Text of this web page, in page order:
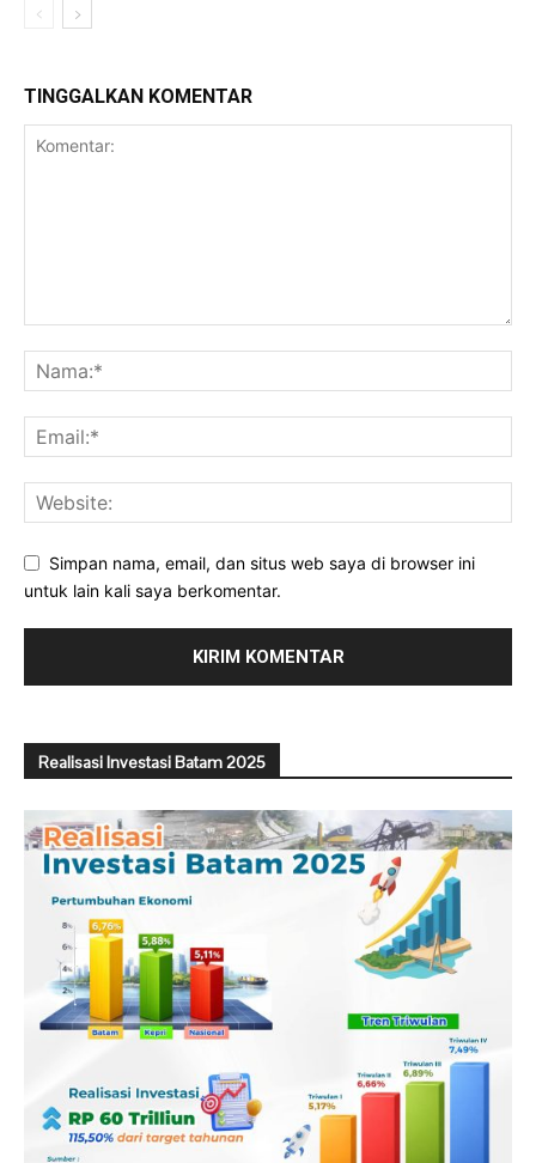
TINGGALKAN KOMENTAR
Simpan nama, email, dan situs web saya di browser ini
untuk lain kali saya berkomentar.
Realisasi Investasi Batam 2025